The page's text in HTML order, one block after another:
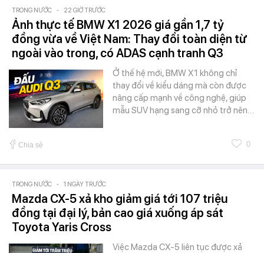
TRONG NƯỚC - 22 GIỜ TRƯỚC
Ảnh thực tế BMW X1 2026 giá gần 1,7 tỷ
đồng vừa về Việt Nam: Thay đổi toàn diện từ
ngoài vào trong, có ADAS cạnh tranh Q3
Ở thế hệ mới, BMW X1 không chỉ
thay đổi về kiểu dáng mà còn được
nâng cấp mạnh về công nghệ, giúp
mẫu SUV hạng sang cỡ nhỏ trở nên…
Chia sẻ 0
TRONG NƯỚC - 1 NGÀY TRƯỚC
Mazda CX-5 xả kho giảm giá tới 107 triệu
đồng tại đại lý, bản cao giá xuống áp sát
Toyota Yaris Cross
Việc Mazda CX-5 liên tục được xả